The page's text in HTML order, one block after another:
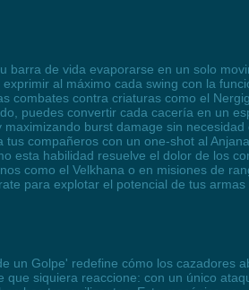
barra de vida evaporarse en un solo
al máximo cada swing con la
combates contra criaturas como el
puedes convertir cada cacería en un
burst damage sin
compañeros con un one-shot al
esta habilidad resuelve el dolor de los
como el Velkhana o en misiones de
para explotar el potencial de tus
un Golpe' redefine cómo los cazadores
siquiera reaccione: con un único